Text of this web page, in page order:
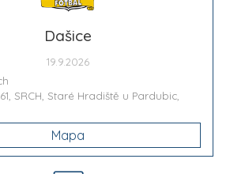
Dašice
19.9.2026
SRCH, Staré Hradiště u Pardubic,
Mapa